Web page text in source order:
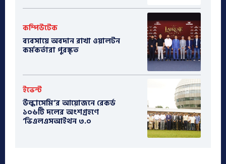
কম্পিউটেক
ব্যবসায়ে অবদান রাখা ওয়ালটন
কর্মকর্তারা পুরস্কৃত
ইভেন্ট
উল্কাসেমি’র আয়োজনে রেকর্ড
১০৬টি দলের অংশগ্রহণে
‘ভিএলএসআইথন ৩.০